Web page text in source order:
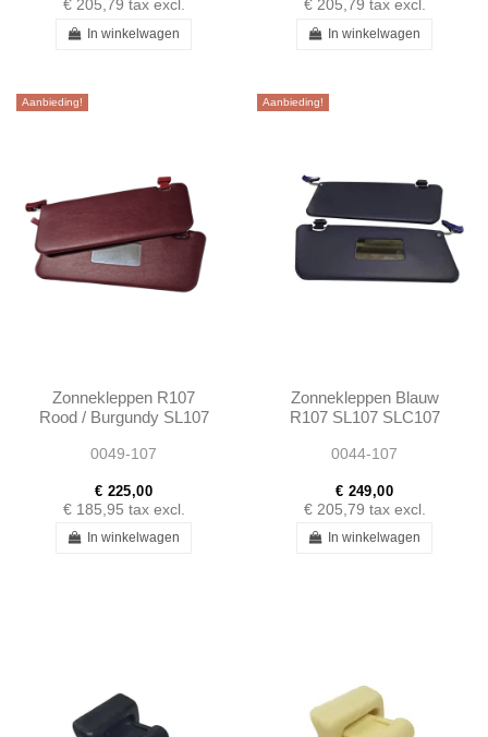
€ 205,79 tax excl.
In winkelwagen
€ 205,79 tax excl.
In winkelwagen
Aanbieding!
Zonnekleppen R107
Rood / Burgundy SL107
0049-107
€ 225,00
€ 185,95 tax excl.
In winkelwagen
Aanbieding!
Zonnekleppen Blauw
R107 SL107 SLC107
0044-107
€ 249,00
€ 205,79 tax excl.
In winkelwagen